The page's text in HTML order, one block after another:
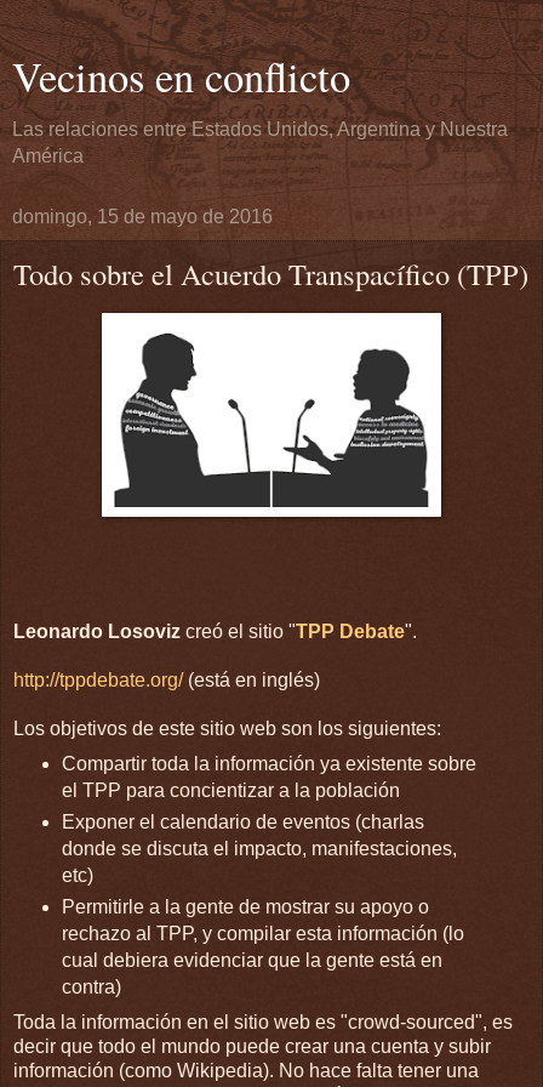
Vecinos en conflicto
Las relaciones entre Estados Unidos, Argentina y Nuestra
América
domingo, 15 de mayo de 2016
Todo sobre el Acuerdo Transpacífico (TPP)
Leonardo Losoviz creó el sitio "TPP Debate".
http://tppdebate.org/(está en inglés)
Los objetivos de este sitio web son los siguientes:
Compartir toda la información ya existente sobre
el TPP para concientizar a la población
Exponer el calendario de eventos (charlas
donde se discuta el impacto, manifestaciones,
etc)
Permitirle a la gente de mostrar su apoyo o
rechazo al TPP, y compilar esta información (lo
cual debiera evidenciar que la gente está en
contra)
Toda la información en el sitio web es "crowd-sourced", es
decir que todo el mundo puede crear una cuenta y subir
información (como Wikipedia). No hace falta tener una